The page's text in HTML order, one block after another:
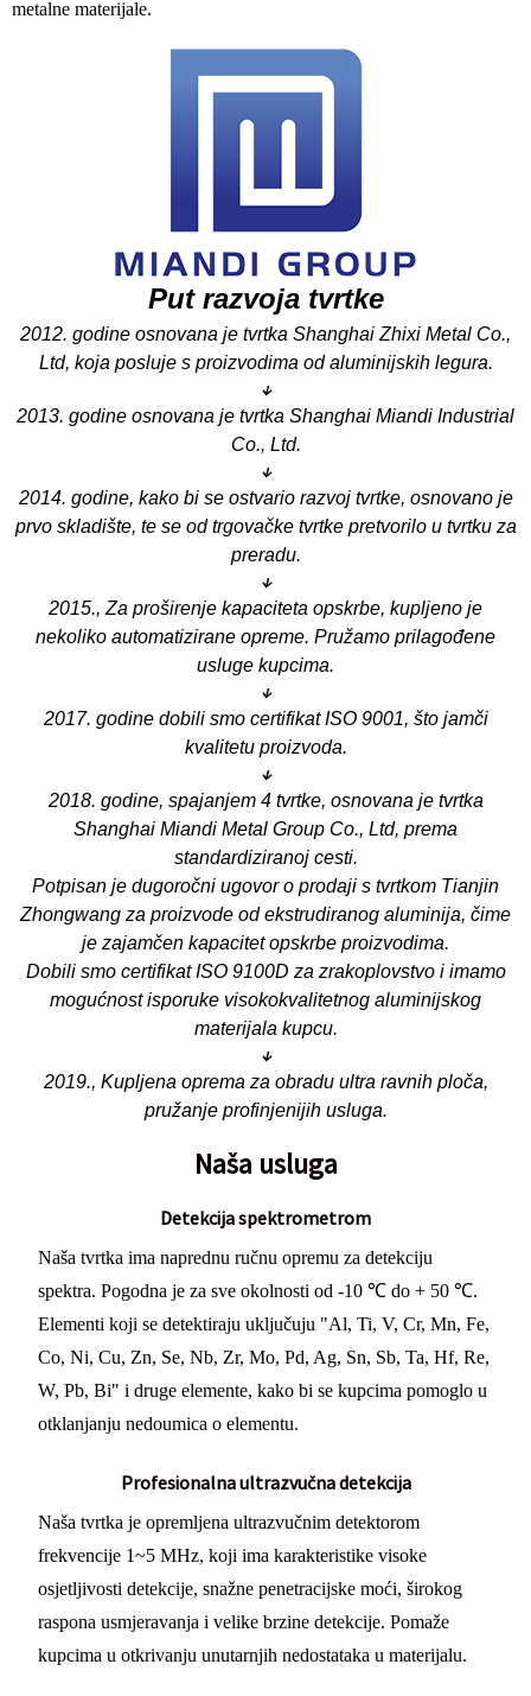
metalne materijale.
Put razvoja tvrtke
2012. godine osnovana je tvrtka Shanghai Zhixi Metal Co.,
Ltd, koja posluje s proizvodima od aluminijskih legura.
↓
2013. godine osnovana je tvrtka Shanghai Miandi Industrial
Co., Ltd.
↓
2014. godine, kako bi se ostvario razvoj tvrtke, osnovano je
prvo skladište, te se od trgovačke tvrtke pretvorilo u tvrtku za
preradu.
↓
2015., Za proširenje kapaciteta opskrbe, kupljeno je
nekoliko automatizirane opreme. Pružamo prilagođene
usluge kupcima.
↓
2017. godine dobili smo certifikat ISO 9001, što jamči
kvalitetu proizvoda.
↓
2018. godine, spajanjem 4 tvrtke, osnovana je tvrtka
Shanghai Miandi Metal Group Co., Ltd, prema
standardiziranoj cesti.
Potpisan je dugoročni ugovor o prodaji s tvrtkom Tianjin
Zhongwang za proizvode od ekstrudiranog aluminija, čime
je zajamčen kapacitet opskrbe proizvodima.
Dobili smo certifikat ISO 9100D za zrakoplovstvo i imamo
mogućnost isporuke visokokvalitetnog aluminijskog
materijala kupcu.
↓
2019., Kupljena oprema za obradu ultra ravnih ploča,
pružanje profinjenijih usluga.
Naša usluga
Detekcija spektrometrom
Naša tvrtka ima naprednu ručnu opremu za detekciju
spektra. Pogodna je za sve okolnosti od -10 ℃ do + 50 ℃.
Elementi koji se detektiraju uključuju "Al, Ti, V, Cr, Mn, Fe,
Co, Ni, Cu, Zn, Se, Nb, Zr, Mo, Pd, Ag, Sn, Sb, Ta, Hf, Re,
W, Pb, Bi" i druge elemente, kako bi se kupcima pomoglo u
otklanjanju nedoumica o elementu.
Profesionalna ultrazvučna detekcija
Naša tvrtka je opremljena ultrazvučnim detektorom
frekvencije 1~5 MHz, koji ima karakteristike visoke
osjetljivosti detekcije, snažne penetracijske moći, širokog
raspona usmjeravanja i velike brzine detekcije. Pomaže
kupcima u otkrivanju unutarnjih nedostataka u materijalu.